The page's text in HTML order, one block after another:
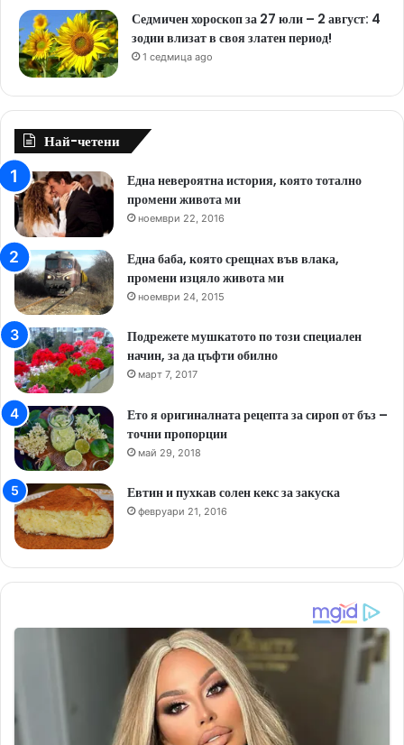
Седмичен хороскоп за 27 юли – 2 август: 4
зодии влизат в своя златен период!
1 седмица ago
Най-четени
Една невероятна история, която тотално
промени живота ми
ноември 22, 2016
Една баба, която срещнах във влака,
промени изцяло живота ми
ноември 24, 2015
Подрежете мушкатото по този специален
начин, за да цъфти обилно
март 7, 2017
Ето я оригиналната рецепта за сироп от бъз –
точни пропорции
май 29, 2018
Евтин и пухкав солен кекс за закуска
февруари 21, 2016